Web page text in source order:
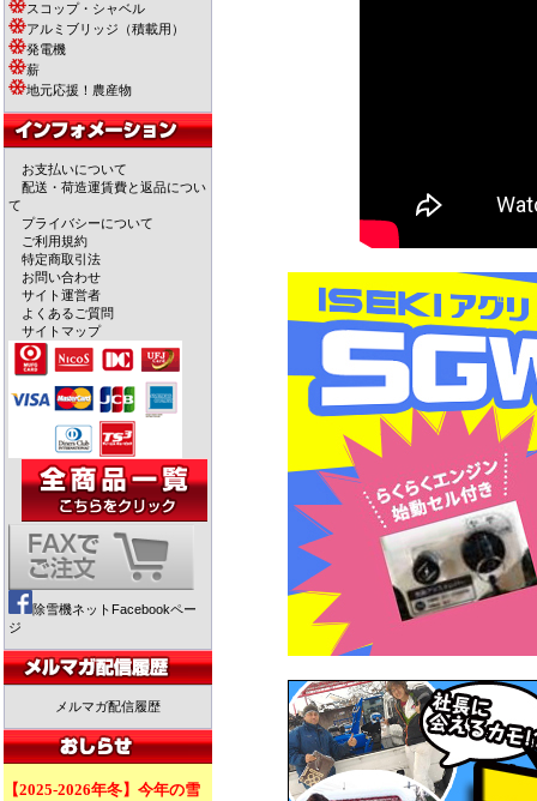
スコップ・シャベル
アルミブリッジ（積載用）
発電機
薪
地元応援！農産物
お支払いについて
配送・荷造運賃費と返品につい
て
プライバシーについて
ご利用規約
特定商取引法
お問い合わせ
サイト運営者
よくあるご質問
サイトマップ
除雪機ネットFacebookペー
ジ
メルマガ配信履歴
【2025-2026年冬】今年の雪